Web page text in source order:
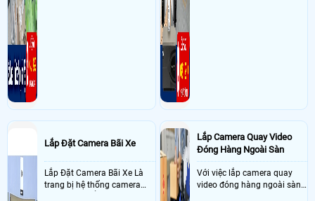
Lắp Đặt Camera Bãi Xe
Lắp Đặt Camera Bãi Xe Là
trang bị hệ thống camera
Lắp Camera Quay Video
Đóng Hàng Ngoài Sàn
Với việc lắp camera quay
video đóng hàng ngoài sàn